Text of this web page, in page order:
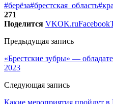
#берёза#брестская_область
271
Поделится VKOK.ruFacebook
Предыдущая запись
«Брестские зубры» —
2023
Следующая запись
Какие мероприятия пройдут